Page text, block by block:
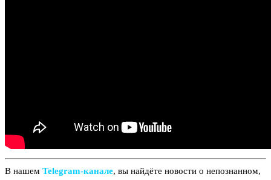
В нашем Telegram‑канале, вы найдёте новости о непознанном,